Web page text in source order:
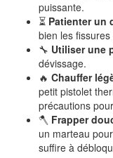
puissante.
⏳ Patienter un
bien les
🔧 Utiliser une
dévissage.
🔥 Chauffer
petit pistolet
précautions
🪓 Frapper
un marteau
suffire à